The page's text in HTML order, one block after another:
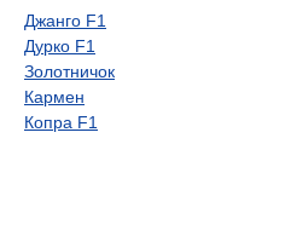
Джанго F1
Дурко F1
Золотничок
Кармен
Копра F1